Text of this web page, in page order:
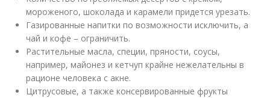
мороженого, шоколада и карамели придется урезать.
Газированные напитки по возможности исключить, а
чай и кофе – ограничить.
Растительные масла, специи, пряности, соусы,
например, майонез и кетчуп крайне нежелательны в
рационе человека с акне.
Цитрусовые, а также консервированные фрукты